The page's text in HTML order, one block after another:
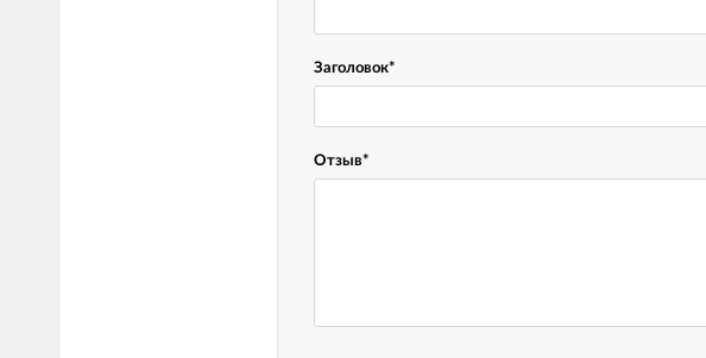
Заголовок*
Отзыв*